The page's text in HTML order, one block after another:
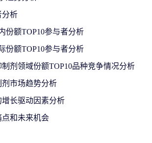
分析
份额TOP10参与者分析
份额TOP10参与者分析
制剂领域份额TOP10品种竞争情况分析
剂市场趋势分析
增长驱动因素分析
点和未来机会